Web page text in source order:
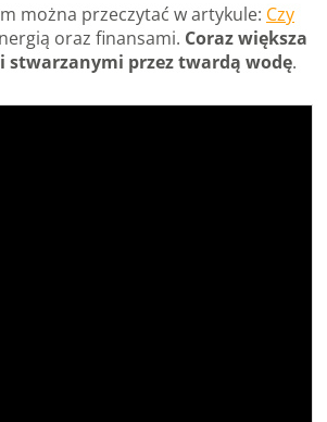
można przeczytać w artykule: Czy
oraz finansami. Coraz większa
stwarzanymi przez twardą wodę.